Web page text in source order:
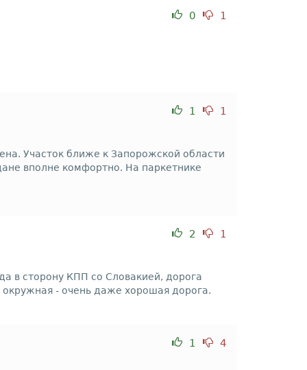
0 1
1 1
Участок ближе к Запорожской области
вполне комфортно. На паркетнике
2 1
в сторону КПП со Словакией, дорога
- очень даже хорошая дорога.
1 4